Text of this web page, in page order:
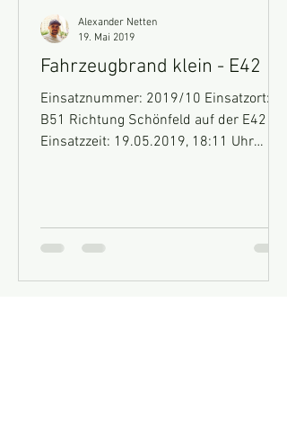
Fahrzeugbrand klein - E42
Einsatznummer: 2019/10 Einsatzort:
B51 Richtung Schönfeld auf der E42
Einsatzzeit: 19.05.2019, 18:11 Uhr
Alexander Netten
19. Mai 2019